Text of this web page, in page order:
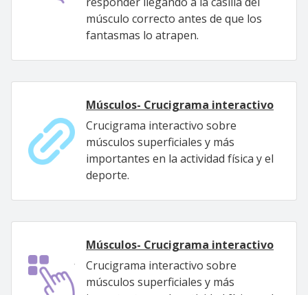
músculo correcto antes de que los
fantasmas lo atrapen.
Músculos- Crucigrama interactivo
Crucigrama interactivo sobre
músculos superficiales y más
importantes en la actividad física y el
deporte.
Músculos- Crucigrama interactivo
Crucigrama interactivo sobre
músculos superficiales y más